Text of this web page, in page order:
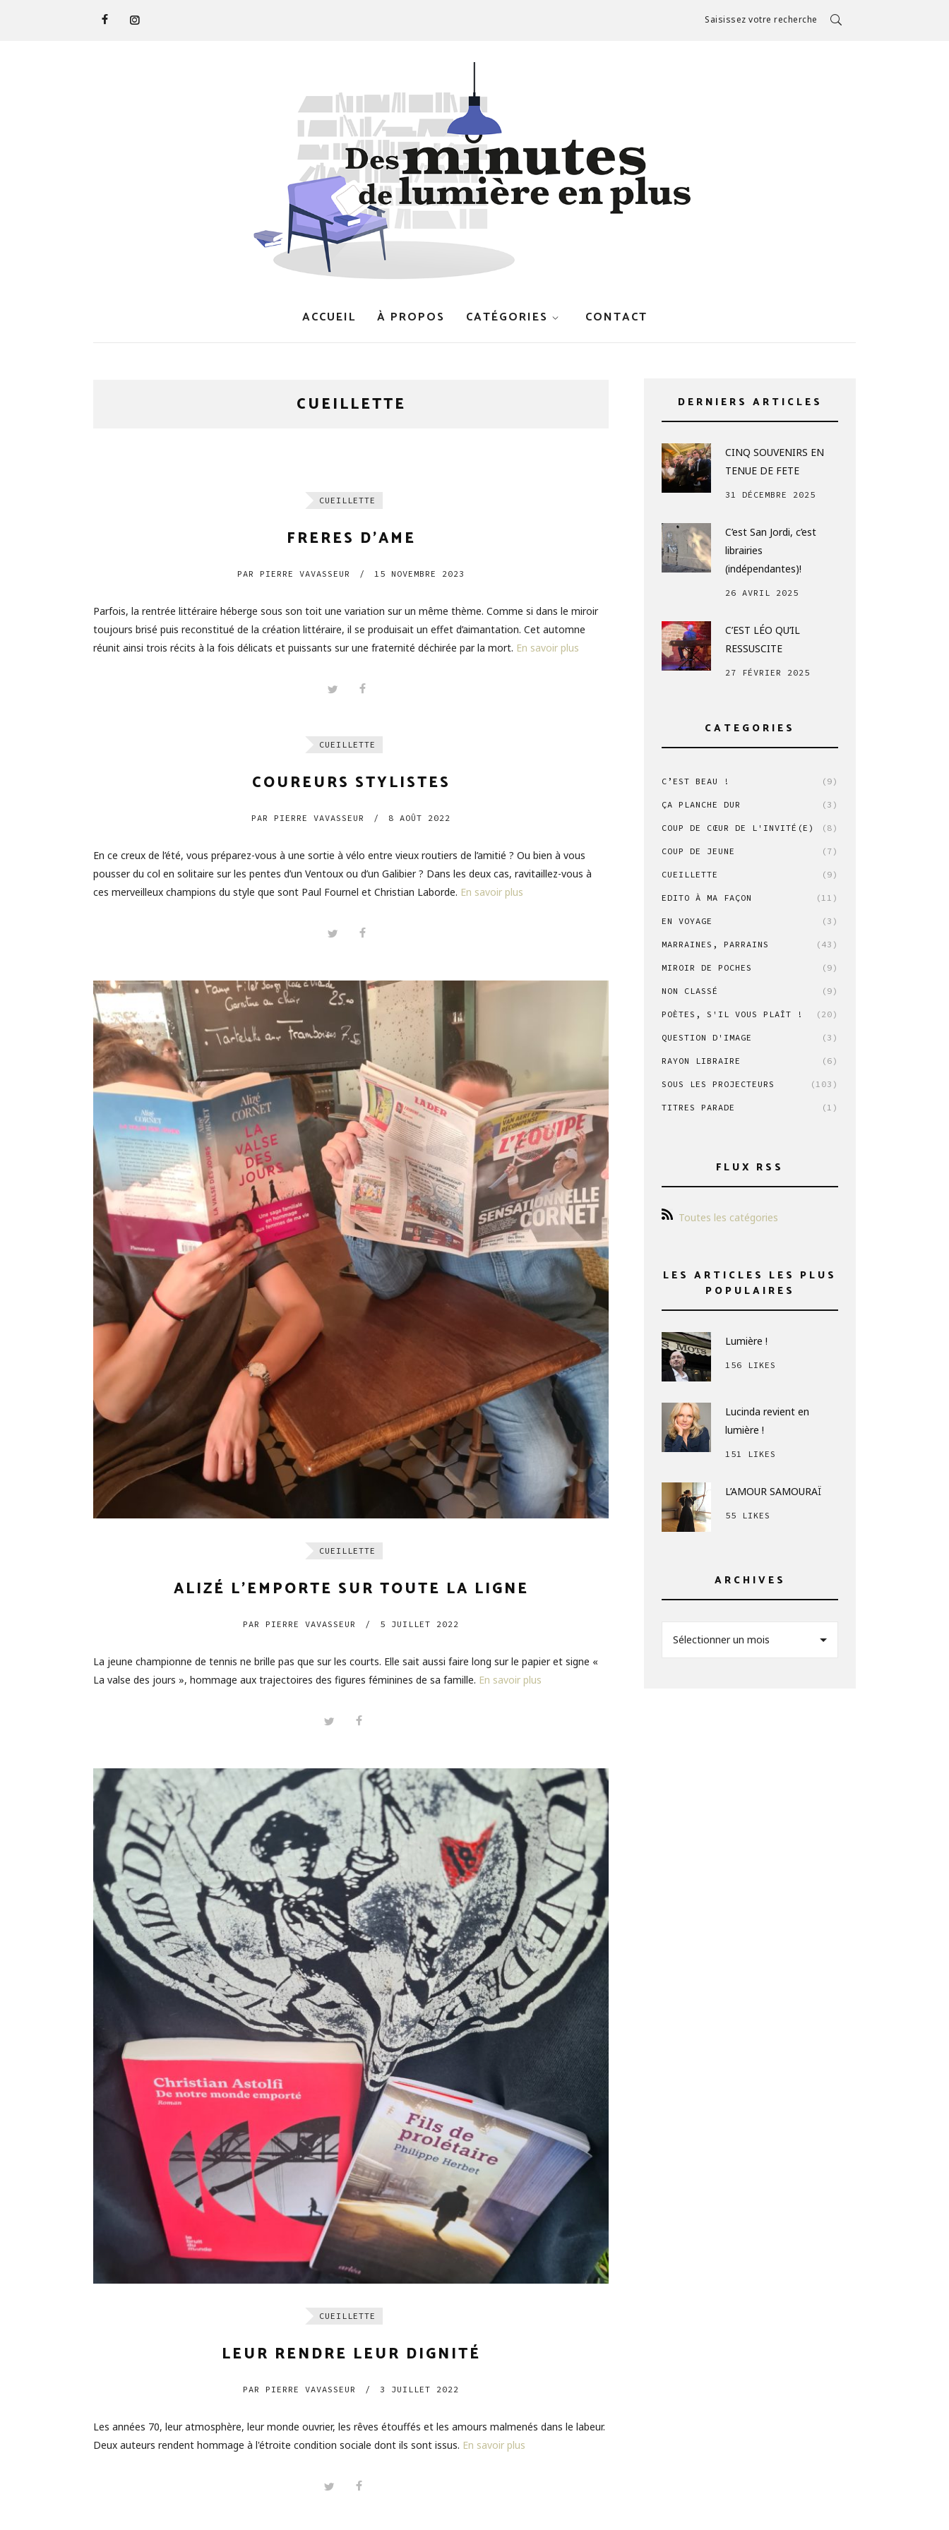
Saisissez votre recherche
ACCUEIL À PROPOS CATÉGORIES CONTACT
CUEILLETTE
CUEILLETTE
FRERES D’AME
PAR PIERRE VAVASSEUR / 15 NOVEMBRE 2023
Parfois, la rentrée littéraire héberge sous son toit une variation sur un même thème. Comme si dans le miroir
toujours brisé puis reconstitué de la création littéraire, il se produisait un effet d’aimantation. Cet automne
réunit ainsi trois récits à la fois délicats et puissants sur une fraternité déchirée par la mort. En savoir plus
CUEILLETTE
COUREURS STYLISTES
PAR PIERRE VAVASSEUR / 8 AOÛT 2022
En ce creux de l’été, vous préparez-vous à une sortie à vélo entre vieux routiers de l’amitié ? Ou bien à vous
pousser du col en solitaire sur les pentes d’un Ventoux ou d’un Galibier ? Dans les deux cas, ravitaillez-vous à
ces merveilleux champions du style que sont Paul Fournel et Christian Laborde. En savoir plus
CUEILLETTE
ALIZÉ L’EMPORTE SUR TOUTE LA LIGNE
PAR PIERRE VAVASSEUR / 5 JUILLET 2022
La jeune championne de tennis ne brille pas que sur les courts. Elle sait aussi faire long sur le papier et signe «
La valse des jours », hommage aux trajectoires des figures féminines de sa famille. En savoir plus
CUEILLETTE
LEUR RENDRE LEUR DIGNITÉ
PAR PIERRE VAVASSEUR / 3 JUILLET 2022
Les années 70, leur atmosphère, leur monde ouvrier, les rêves étouffés et les amours malmenés dans le labeur.
Deux auteurs rendent hommage à l'étroite condition sociale dont ils sont issus. En savoir plus
DERNIERS ARTICLES
CINQ SOUVENIRS EN
TENUE DE FETE
31 DÉCEMBRE 2025
C’est San Jordi, c’est
librairies
(indépendantes)!
26 AVRIL 2025
C’EST LÉO QU’IL
RESSUSCITE
27 FÉVRIER 2025
CATEGORIES
C’EST BEAU ! (9)
ÇA PLANCHE DUR (3)
COUP DE CŒUR DE L'INVITÉ(E) (8)
COUP DE JEUNE (7)
CUEILLETTE (9)
EDITO À MA FAÇON (11)
EN VOYAGE (3)
MARRAINES, PARRAINS (43)
MIROIR DE POCHES (9)
NON CLASSÉ (9)
POÈTES, S'IL VOUS PLAÎT ! (20)
QUESTION D'IMAGE (3)
RAYON LIBRAIRE (6)
SOUS LES PROJECTEURS (103)
TITRES PARADE (1)
FLUX RSS
Toutes les catégories
LES ARTICLES LES PLUS
POPULAIRES
Lumière !
156 LIKES
Lucinda revient en
lumière !
151 LIKES
L’AMOUR SAMOURAÏ
55 LIKES
ARCHIVES
Sélectionner un mois